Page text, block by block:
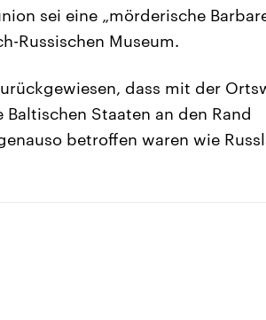
sei eine „mörderische
Russischen Museum.
dass mit der
Staaten an den Rand
betroffen waren wie